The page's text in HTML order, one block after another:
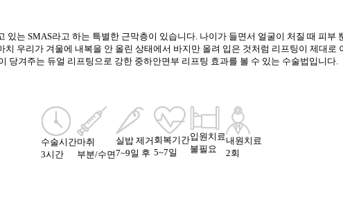
있는 SMAS라고 하는 특별한 근막층이 있습니다.​ 나이가 들면서 얼굴이 처질 때 피부
우리가 겨울에 내복을 안 올린 상태에서 바지만 올려 입은 것처럼 리프팅이 제대로
당겨주는 듀얼 리프팅으로 강한 중하안면부 리프팅 효과를 볼 수 있는 수술법입니다.
수술시간
3시간
마취
부분/수면
실밥 제거
7~9일 후
회복기간
5~7일
입원치료
불필요
내원치료
2회